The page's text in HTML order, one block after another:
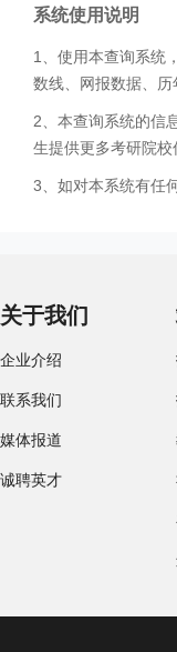
系统使用说明
1、使用本查询系统
数线、网报数据、历
2、本查询系统的信
生提供更多考研院校
3、如对本系统有任
关于我们
企业介绍
联系我们
媒体报道
诚聘英才